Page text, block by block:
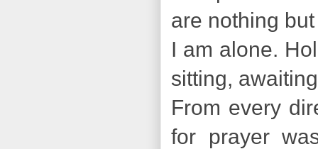
are nothing
I am alone.
sitting,
From every
for prayer